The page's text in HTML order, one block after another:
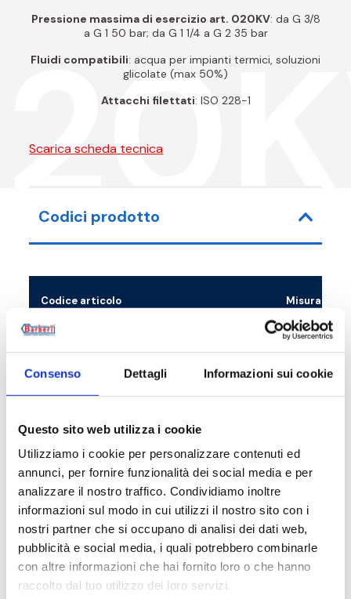
Consenso Dettagli Informazioni sui cookie
Questo sito web utilizza i cookie
Utilizziamo i cookie per personalizzare contenuti ed
annunci, per fornire funzionalità dei social media e per
analizzare il nostro traffico. Condividiamo inoltre
informazioni sul modo in cui utilizzi il nostro sito con i
nostri partner che si occupano di analisi dei dati web,
pubblicità e social media, i quali potrebbero combinarle
con altre informazioni che hai fornito loro o che hanno
raccolto dal tuo utilizzo dei loro servizi.
Pressione massima di esercizio art. 020KV: da G 3/8
a G 1 50 bar; da G 1 1/4 a G 2 35 bar
Fluidi compatibili: acqua per impianti termici, soluzioni
glicolate (max 50%)
Attacchi filettati: ISO 228-1
Scarica scheda tecnica
Codici prodotto
Codice articolo Misura
G 3/8 F
020015000KV G 1/2 F
020025000KV G 1 F
020032000KV
020050000KV G 2 F